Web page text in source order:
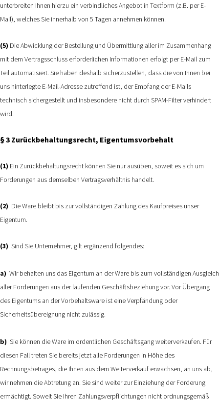
unterbreiten Ihnen hierzu ein verbindliches Angebot in Textform (z.B. per E-
Mail), welches Sie innerhalb von 5 Tagen annehmen können.
(5) Die Abwicklung der Bestellung und Übermittlung aller im Zusammenhang
mit dem Vertragsschluss erforderlichen Informationen erfolgt per E-Mail zum
Teil automatisiert. Sie haben deshalb sicherzustellen, dass die von Ihnen bei
uns hinterlegte E-Mail-Adresse zutreffend ist, der Empfang der E-Mails
technisch sichergestellt und insbesondere nicht durch SPAM-Filter verhindert
wird.
§ 3 Zurückbehaltungsrecht, Eigentumsvorbehalt
(1) Ein Zurückbehaltungsrecht können Sie nur ausüben, soweit es sich um
Forderungen aus demselben Vertragsverhältnis handelt.
(2) Die Ware bleibt bis zur vollständigen Zahlung des Kaufpreises unser
Eigentum.
(3) Sind Sie Unternehmer, gilt ergänzend folgendes:
a) Wir behalten uns das Eigentum an der Ware bis zum vollständigen Ausgleich
aller Forderungen aus der laufenden Geschäftsbeziehung vor. Vor Übergang
des Eigentums an der Vorbehaltsware ist eine Verpfändung oder
Sicherheitsübereignung nicht zulässig.
b) Sie können die Ware im ordentlichen Geschäftsgang weiterverkaufen. Für
diesen Fall treten Sie bereits jetzt alle Forderungen in Höhe des
Rechnungsbetrages, die Ihnen aus dem Weiterverkauf erwachsen, an uns ab,
wir nehmen die Abtretung an. Sie sind weiter zur Einziehung der Forderung
ermächtigt. Soweit Sie Ihren Zahlungsverpflichtungen nicht ordnungsgemäß